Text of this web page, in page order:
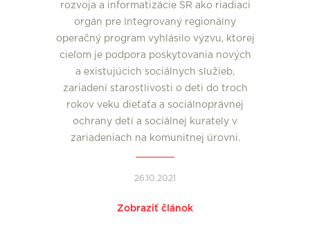
rozvoja a informatizácie SR ako riadiaci
orgán pre Integrovaný regionálny
operačný program vyhlásilo výzvu, ktorej
cieľom je podpora poskytovania nových
a existujúcich sociálnych služieb,
zariadení starostlivosti o deti do troch
rokov veku dieťaťa a sociálnoprávnej
ochrany detí a sociálnej kurately v
zariadeniach na komunitnej úrovni.
26.10.2021
Zobraziť článok